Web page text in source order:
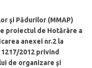
şi Pădurilor (MMAP)
proiectul de Hotărâre a
anexei nr.2 la
2012 privind
de organizare şi